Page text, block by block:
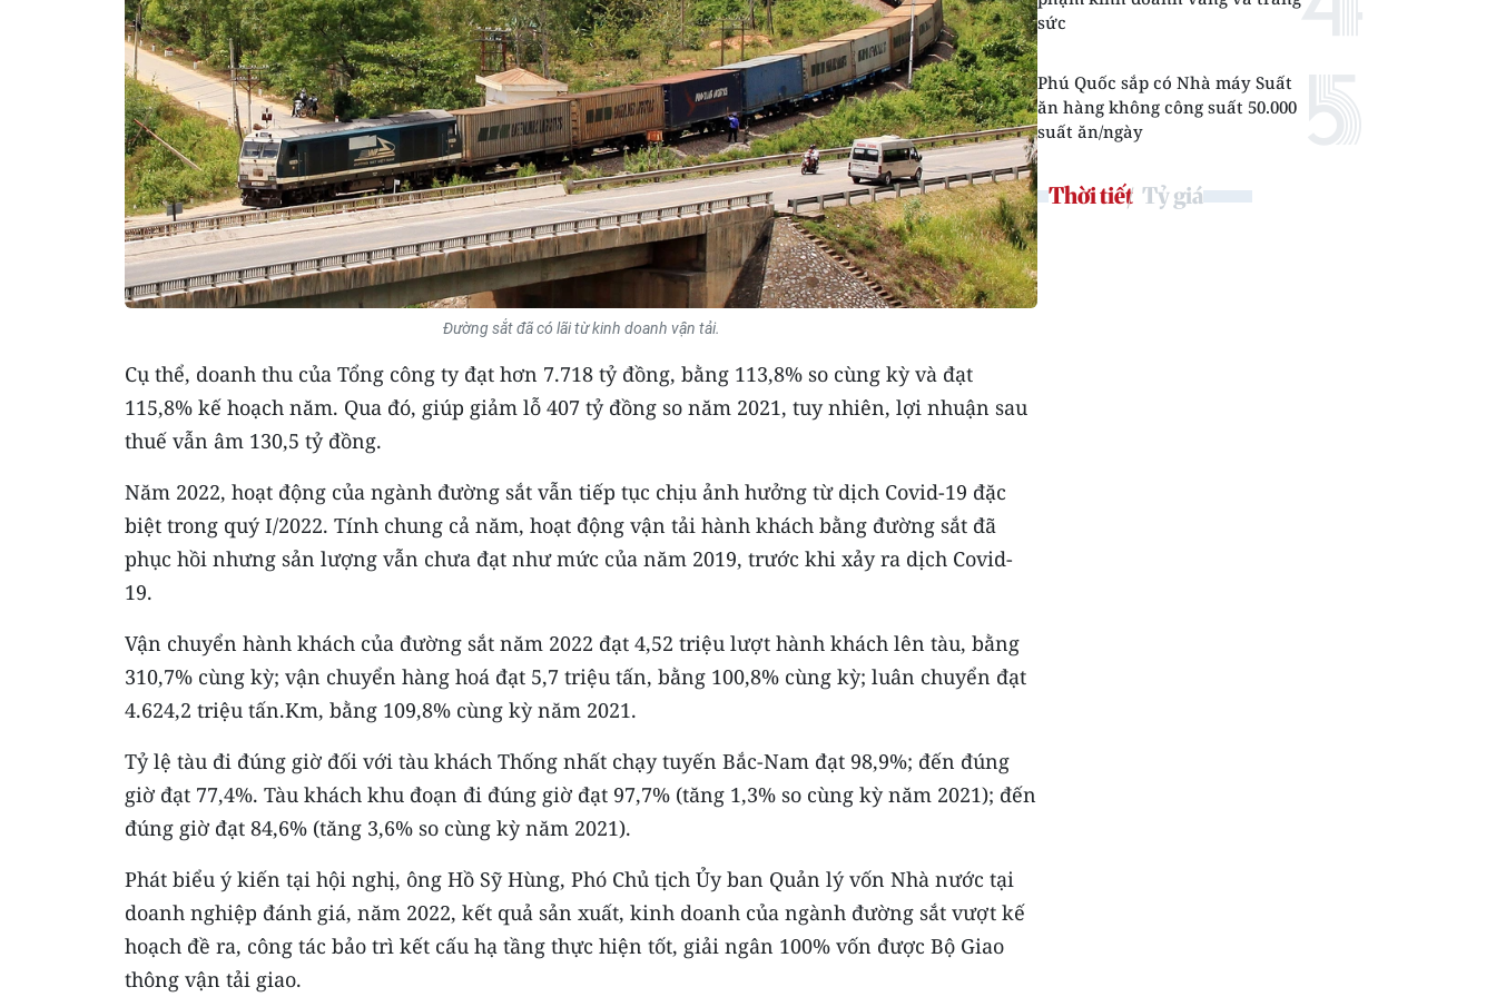
Đường sắt đã có lãi từ kinh doanh vận tải.
Cụ thể, doanh thu của Tổng công ty đạt hơn 7.718 tỷ đồng, bằng 113,8% so cùng kỳ và đạt
115,8% kế hoạch năm. Qua đó, giúp giảm lỗ 407 tỷ đồng so năm 2021, tuy nhiên, lợi nhuận sau
thuế vẫn âm 130,5 tỷ đồng.
Năm 2022, hoạt động của ngành đường sắt vẫn tiếp tục chịu ảnh hưởng từ dịch Covid-19 đặc
biệt trong quý I/2022. Tính chung cả năm, hoạt động vận tải hành khách bằng đường sắt đã
phục hồi nhưng sản lượng vẫn chưa đạt như mức của năm 2019, trước khi xảy ra dịch Covid-
19.
Vận chuyển hành khách của đường sắt năm 2022 đạt 4,52 triệu lượt hành khách lên tàu, bằng
310,7% cùng kỳ; vận chuyển hàng hoá đạt 5,7 triệu tấn, bằng 100,8% cùng kỳ; luân chuyển đạt
4.624,2 triệu tấn.Km, bằng 109,8% cùng kỳ năm 2021.
Tỷ lệ tàu đi đúng giờ đối với tàu khách Thống nhất chạy tuyến Bắc-Nam đạt 98,9%; đến đúng
giờ đạt 77,4%. Tàu khách khu đoạn đi đúng giờ đạt 97,7% (tăng 1,3% so cùng kỳ năm 2021); đến
đúng giờ đạt 84,6% (tăng 3,6% so cùng kỳ năm 2021).
Phát biểu ý kiến tại hội nghị, ông Hồ Sỹ Hùng, Phó Chủ tịch Ủy ban Quản lý vốn Nhà nước tại
doanh nghiệp đánh giá, năm 2022, kết quả sản xuất, kinh doanh của ngành đường sắt vượt kế
hoạch đề ra, công tác bảo trì kết cấu hạ tầng thực hiện tốt, giải ngân 100% vốn được Bộ Giao
thông vận tải giao.
sức
Phú Quốc sắp có Nhà máy Suất
ăn hàng không công suất 50.000
suất ăn/ngày
Thời tiết Tỷ giá